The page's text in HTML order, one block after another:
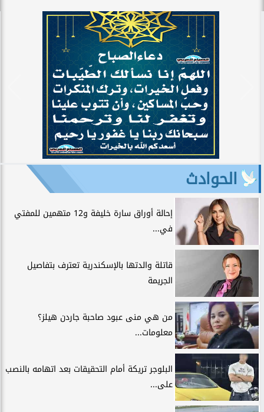
الحوادث
إحالة أوراق سارة خليفة و12 متهمين للمفتي
في...
قاتلة والدتها بالإسكندرية تعترف بتفاصيل
الجريمة
من هي منى عبود صاحبة جاردن هيلز؟
معلومات...
البلوجر تريكة أمام التحقيقات بعد اتهامه بالنصب
على...